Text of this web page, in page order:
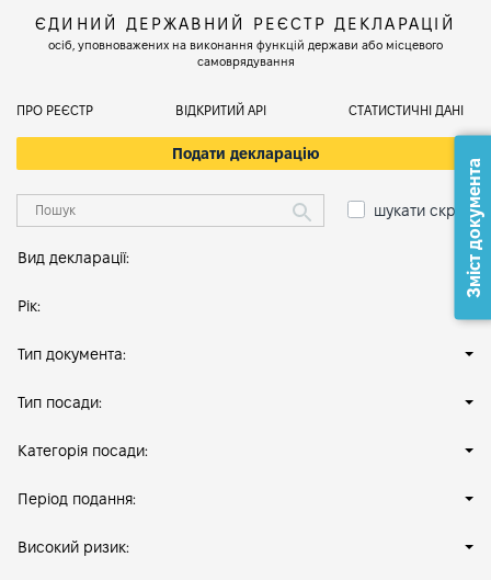
ЄДИНИЙ ДЕРЖАВНИЙ РЕЄСТР ДЕКЛАРАЦІЙ
осіб, уповноважених на виконання функцій держави або місцевого
самоврядування
ПРО РЕЄСТР ВІДКРИТИЙ АРІ СТАТИСТИЧНІ ДАНІ
Подати декларацію
шукати скрізь
Вид декларації:
Рік:
Тип документа:
Тип посади:
Категорія посади:
Період подання:
Високий ризик:
Зміст документа